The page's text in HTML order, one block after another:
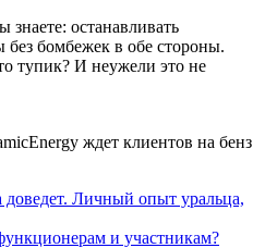
знаете: останавливать
бомбежек в обе стороны.
тупик? И неужели это не
ждет клиентов на
Личный опыт уральца,
и участникам?